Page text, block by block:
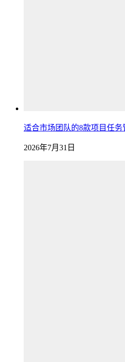
适合市场团队的8款项目任
2026年7月31日